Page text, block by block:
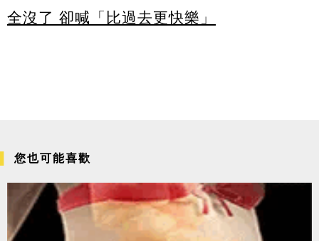
全沒了 卻喊「比過去更快樂」
您也可能喜歡